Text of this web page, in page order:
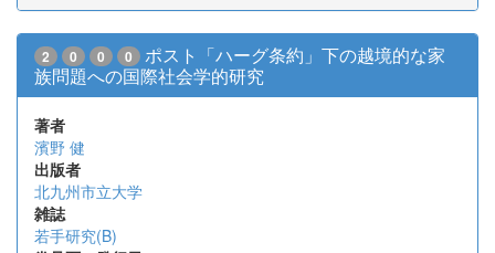
2 0 0 0
ポスト「ハーグ条約」下の越境的な家
族問題への国際社会学的研究
著者
濱野 健
出版者
北九州市立大学
雑誌
若手研究(B)